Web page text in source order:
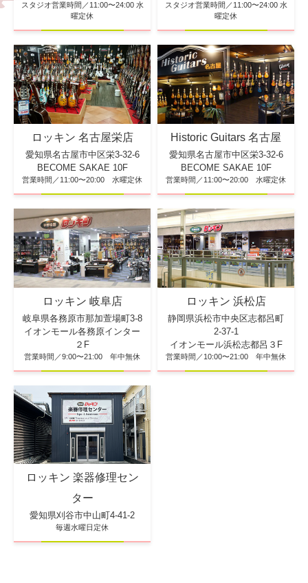
スタジオ営業時間／11:00〜24:00 水
曜定休
スタジオ営業時間／11:00〜24:00 水
曜定休
ロッキン 名古屋栄店
愛知県名古屋市中区栄3-32-6
BECOME SAKAE 10F
営業時間／11:00〜20:00 水曜定休
Historic Guitars 名古屋
愛知県名古屋市中区栄3-32-6
BECOME SAKAE 10F
営業時間／11:00〜20:00 水曜定休
ロッキン 岐阜店
岐阜県各務原市那加萱場町3-8
イオンモール各務原インター
２F
営業時間／9:00〜21:00 年中無休
ロッキン 浜松店
静岡県浜松市中央区志都呂町
2-37-1
イオンモール浜松志都呂３F
営業時間／10:00〜21:00 年中無休
ロッキン 楽器修理セン
ター
愛知県刈谷市中山町4-41-2
毎週水曜日定休